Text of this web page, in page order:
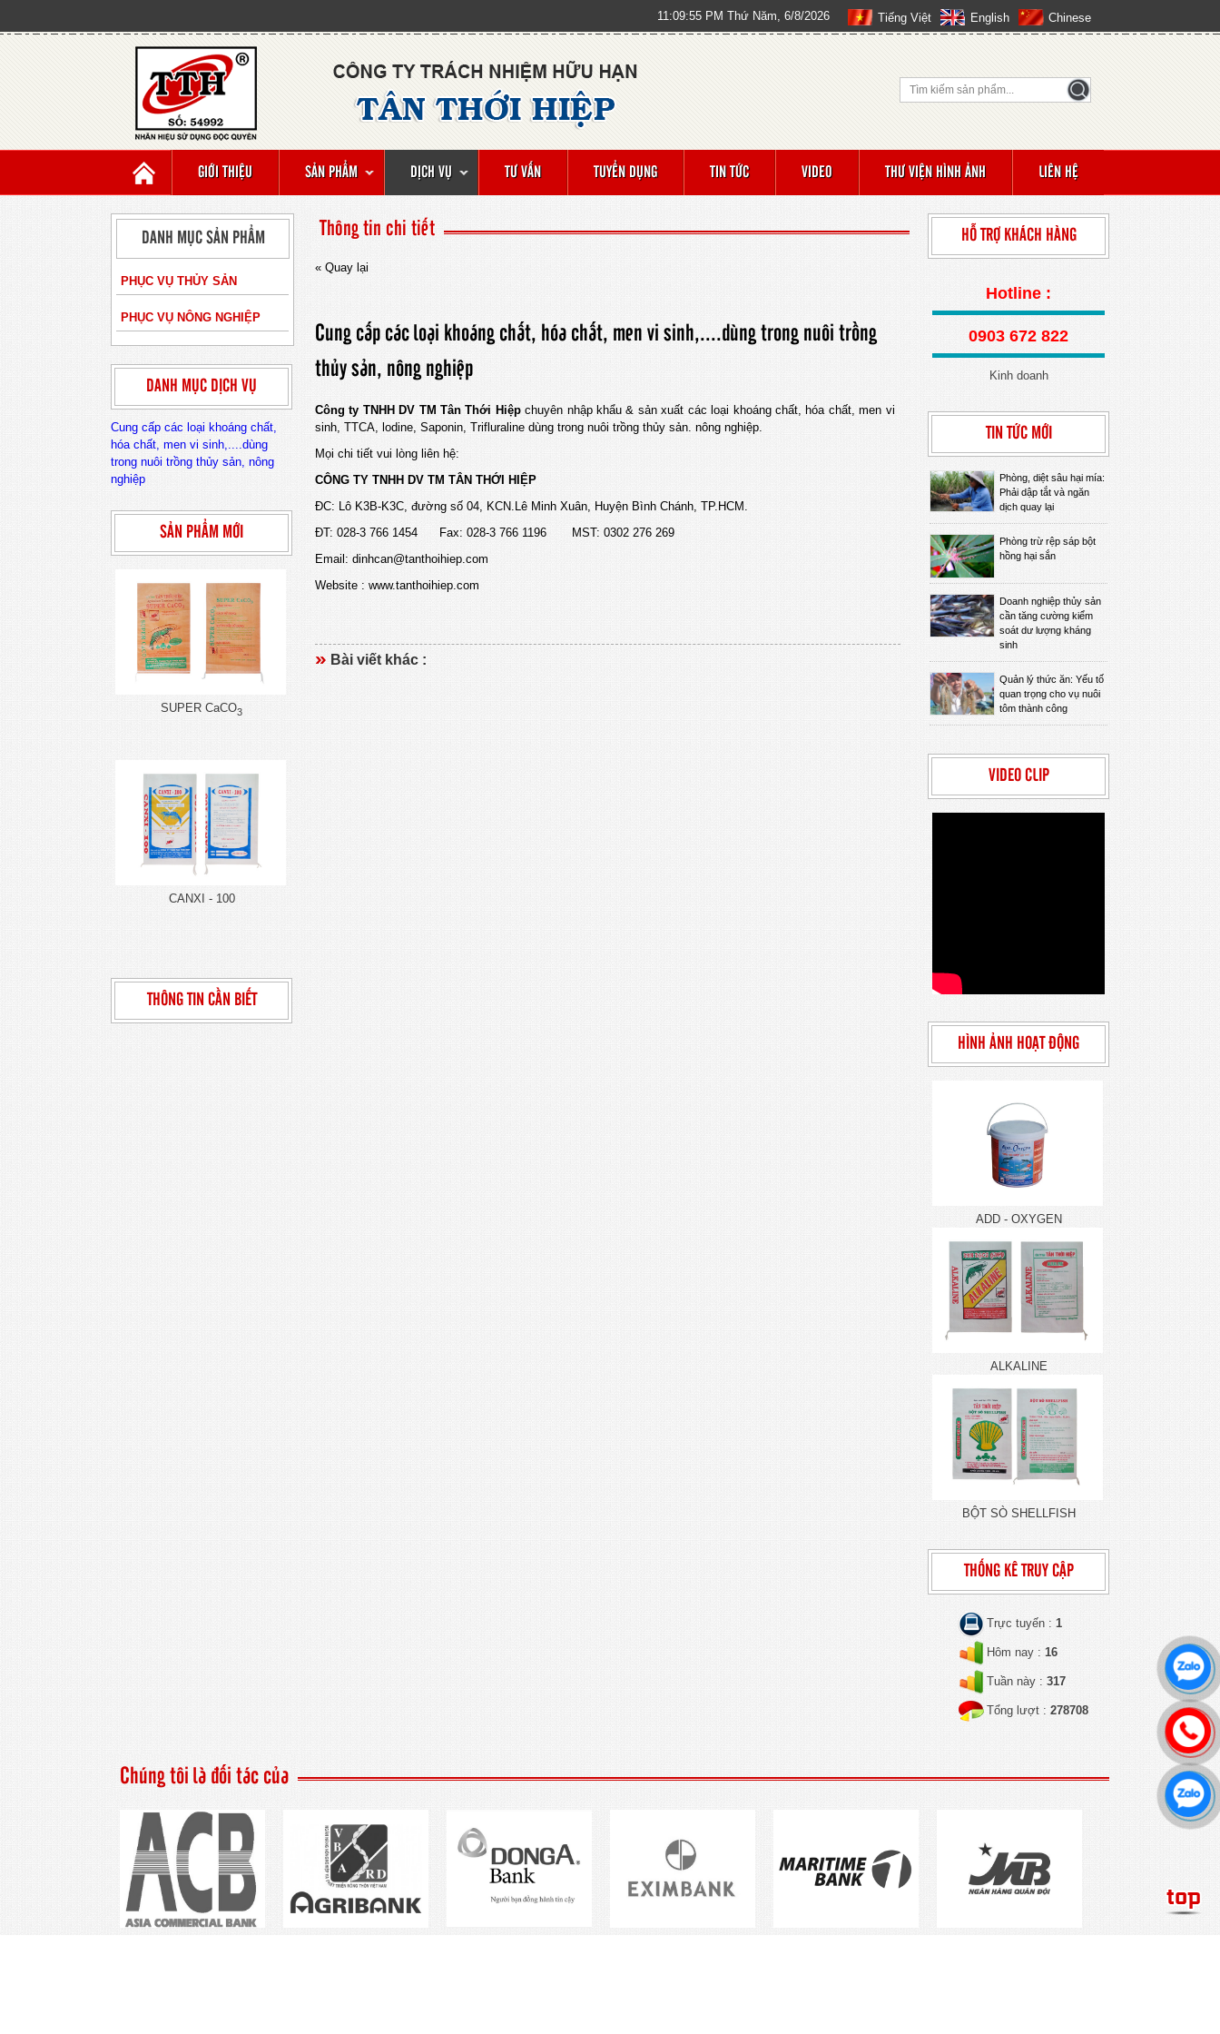
Tiếng Việt English Chinese
11:09:55 PM Thứ Năm, 6/8/2026
GIỚI THIỆU SẢN PHẨM DỊCH VỤ TƯ VẤN TUYỂN DỤNG TIN TỨC VIDEO THƯ VIỆN HÌNH ẢNH LIÊN HỆ
DANH MỤC SẢN PHẨM
PHỤC VỤ THỦY SẢN
PHỤC VỤ NÔNG NGHIỆP
DANH MỤC DỊCH VỤ
Cung cấp các loại khoáng chất,
hóa chất, men vi sinh,....dùng
trong nuôi trồng thủy sản, nông
nghiệp
SẢN PHẨM MỚI
SUPER CaCO3
CANXI - 100
DOLOMITE DLM - 200
THÔNG TIN CẦN BIẾT
Thông tin chi tiết
« Quay lại
Cung cấp các loại khoáng chất, hóa chất, men vi sinh,....dùng trong nuôi trồng
thủy sản, nông nghiệp
Công ty TNHH DV TM Tân Thới Hiệpchuyên nhập khẩu & sản xuất các loại khoáng chất, hóa chất, men vi
sinh, TTCA, lodine, Saponin, Trifluraline dùng trong nuôi trồng thủy sản. nông nghiệp.
Mọi chi tiết vui lòng liên hệ:
CÔNG TY TNHH DV TM TÂN THỚI HIỆP
ĐC: Lô K3B-K3C, đường số 04, KCN.Lê Minh Xuân, Huyện Bình Chánh, TP.HCM.
ĐT: 028-3 766 1454 Fax: 028-3 766 1196 MST: 0302 276 269
Email: dinhcan@tanthoihiep.com
Website : www.tanthoihiep.com
Bài viết khác :
HỖ TRỢ KHÁCH HÀNG
Hotline :
0903 672 822
Kinh doanh
TIN TỨC MỚI
Phòng, diệt sâu hại mía:
Phải dập tắt và ngăn
dịch quay lại
Phòng trừ rệp sáp bột
hồng hại sắn
Doanh nghiệp thủy sản
cần tăng cường kiểm
soát dư lượng kháng
sinh
Quản lý thức ăn: Yếu tố
quan trọng cho vụ nuôi
tôm thành công
VIDEO CLIP
HÌNH ẢNH HOẠT ĐỘNG
ADD - OXYGEN
ALKALINE
BỘT SÒ SHELLFISH
THỐNG KÊ TRUY CẬP
Trực tuyến : 1
Hôm nay : 16
Tuần này : 317
Tổng lượt : 278708
Chúng tôi là đối tác của